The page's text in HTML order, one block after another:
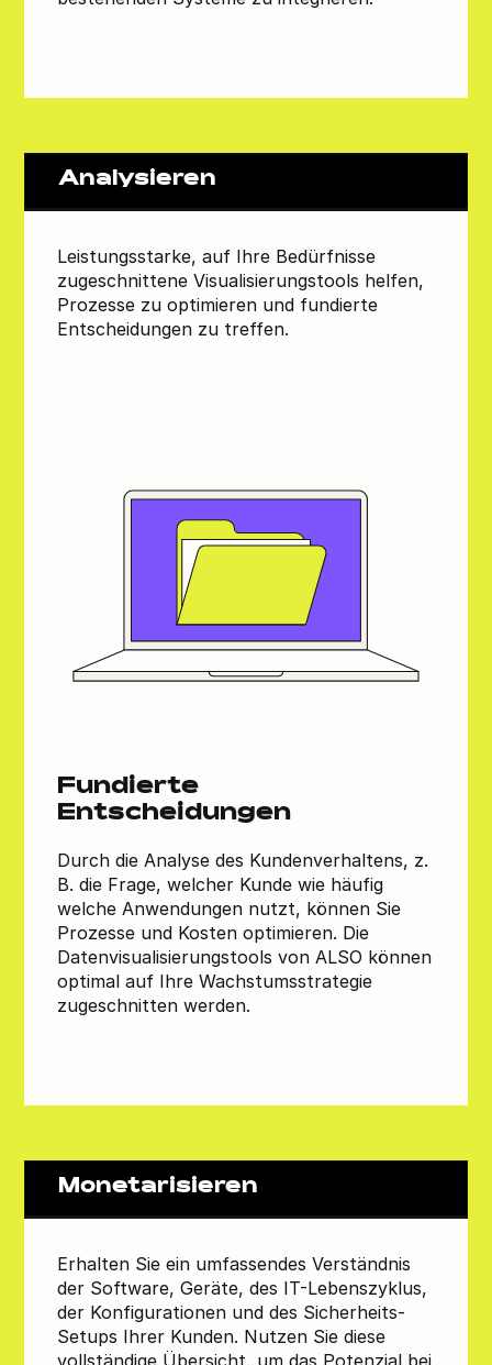
Analysieren
Leistungsstarke, auf Ihre Bedürfnisse
zugeschnittene Visualisierungstools helfen,
Prozesse zu optimieren und fundierte
Entscheidungen zu treffen.
Fundierte
Entscheidungen
Durch die Analyse des Kundenverhaltens, z.
B. die Frage, welcher Kunde wie häufig
welche Anwendungen nutzt, können Sie
Prozesse und Kosten optimieren. Die
Datenvisualisierungstools von ALSO können
optimal auf Ihre Wachstumsstrategie
zugeschnitten werden.
Monetarisieren
Erhalten Sie ein umfassendes Verständnis
der Software, Geräte, des IT-Lebenszyklus,
der Konfigurationen und des Sicherheits-
Setups Ihrer Kunden. Nutzen Sie diese
vollständige Übersicht, um das Potenzial bei